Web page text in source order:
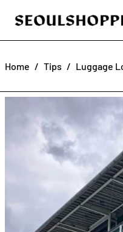
Home / Tips / Luggage